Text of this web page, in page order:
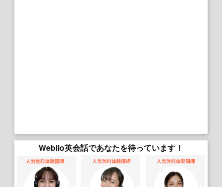
Weblio英会話であなたを待っています！